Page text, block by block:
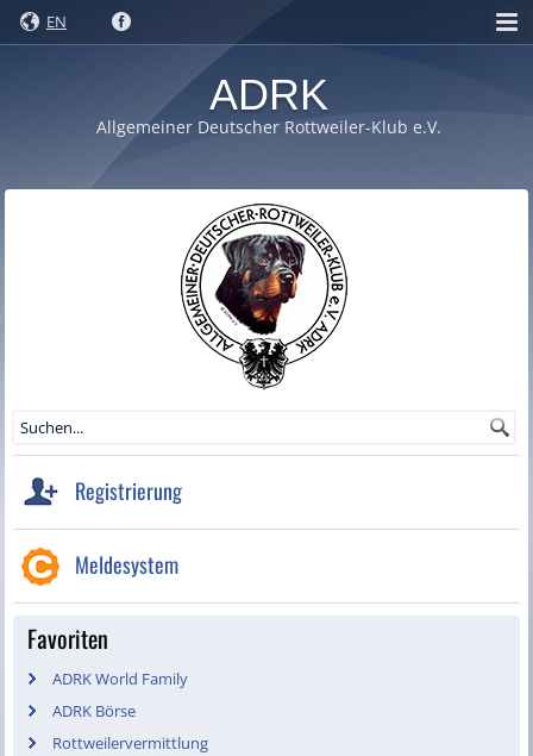
EN
ADRK
Allgemeiner Deutscher Rottweiler-Klub e.V.
Registrierung
Meldesystem
Favoriten
ADRK World Family
ADRK Börse
Rottweilervermittlung